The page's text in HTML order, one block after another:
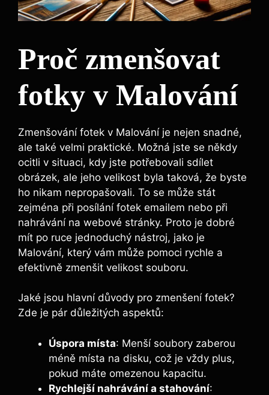
Proč zmenšovat
fotky v Malování
Zmenšování fotek v Malování je nejen snadné,
ale také velmi praktické. Možná jste se někdy
ocitli v situaci, kdy jste potřebovali sdílet
obrázek, ale jeho velikost byla taková, že byste
ho nikam nepropašovali. To se může stát
zejména při posílání fotek emailem nebo při
nahrávání na webové stránky. Proto je dobré
mít po ruce jednoduchý nástroj, jako je
Malování, který vám může pomoci rychle a
efektivně zmenšit velikost souboru.
Jaké jsou hlavní důvody pro zmenšení fotek?
Zde je pár důležitých aspektů:
Úspora místa: Menší soubory zaberou
méně místa na disku, což je vždy plus,
pokud máte omezenou kapacitu.
Rychlejší nahrávání a stahování: